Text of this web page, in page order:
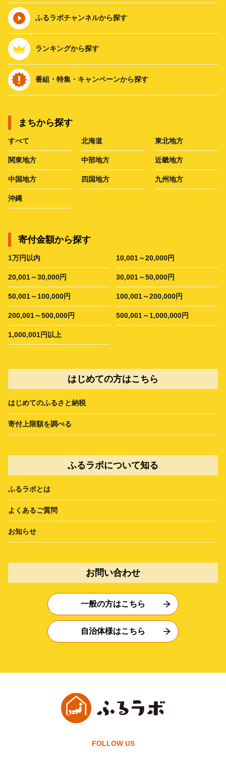
ふるラボチャンネルから探す
ランキングから探す
番組・特集・キャンペーンから探す
まちから探す
すべて 北海道 東北地方
関東地方 中部地方 近畿地方
中国地方 四国地方 九州地方
沖縄
寄付金額から探す
1万円以内 10,001～20,000円
20,001～30,000円 30,001～50,000円
50,001～100,000円 100,001～200,000円
200,001～500,000円 500,001～1,000,000円
1,000,001円以上
はじめての方はこちら
はじめてのふるさと納税
寄付上限額を調べる
ふるラボについて知る
ふるラボとは
よくあるご質問
お知らせ
お問い合わせ
一般の方はこちら
自治体様はこちら
FOLLOW US